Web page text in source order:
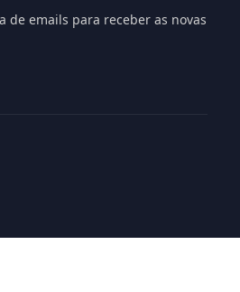
de emails para receber as novas